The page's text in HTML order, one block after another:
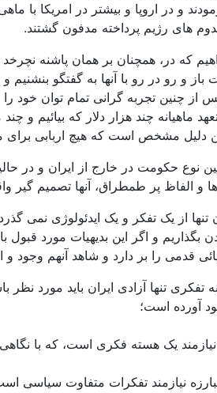
و در اروپا و بیشتر در امریکا با
های رژیم پرداخته مدفون گشتند.
که در، همچنان بر همان پاشنه
باز و رو در رو با آنها به گفتگو
از چنین تجربه گرانی تمام توان خود
ماهیانه چند هزار دلار که بیائیم
دلیل مشخص است که هیچ اربابی
نوع حکومت در خارج از ایران و در
و الفاظ پر طمطراق، آنها تصمیم گیر
تنها از یک تفکر و یک ایدئولوژی نمی
بگذاریم و اگر این بدیهیات مورد
قدمی را بر دارد و شاهد آنهم وجود و
تفکری تنها آزادی ایران باید مورد
آورده است؛
یک هسته فکری است، که با
نیازمند تفکرات متفاوت سیاسی